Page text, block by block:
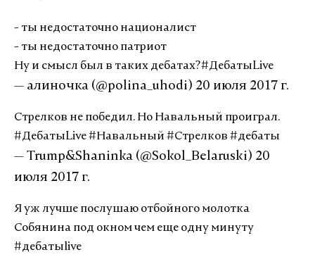
- ты недостаточно националист
- ты недостаточно патриот
Ну и смысл был в таких дебатах?#ДебатыLive
— алиночка (@polina_uhodi) 20 июля 2017 г.
Стрелков не победил. Но Навальный проиграл.
#ДебатыLive#Навальный #Стрелков #дебаты
— Trump&Shaninka (@Sokol_Belaruski) 20
июля 2017 г.
Я уж лучше послушаю отбойного молотка
Собянина под окном чем еще одну минуту
#дебатыlive